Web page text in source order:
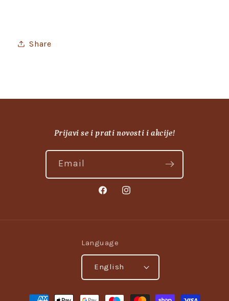
Share
Prijavi se i prati novosti i akcije!
Email
FacebookInstagram
Language
English
Payment